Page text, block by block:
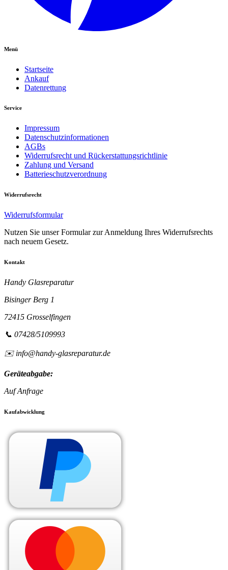
Menü
Startseite
Ankauf
Datenrettung
Service
Impressum
Datenschutzinformationen
AGBs
Widerrufsrecht und Rückerstattungsrichtlinie
Zahlung und Versand
Batterieschutzverordnung
Widerrufsrecht
Widerrufsformular
Nutzen Sie unser Formular zur Anmeldung Ihres Widerrufsrechts
nach neuem Gesetz.
Kontakt
Handy Glasreparatur
Bisinger Berg 1
72415 Grosselfingen
📞 07428/5109993
✉️ info@handy-glasreparatur.de
Geräteabgabe:
Auf Anfrage
Kaufabwicklung